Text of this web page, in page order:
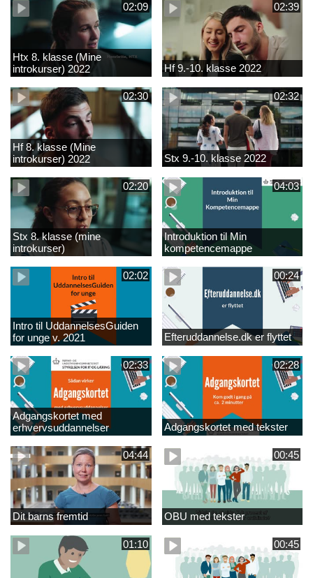
02:09
Htx 8. klasse (Mine
introkurser) 2022
02:39
Hf 9.-10. klasse 2022
02:30
Hf 8. klasse (Mine
introkurser) 2022
02:32
Stx 9.-10. klasse 2022
02:20
Stx 8. klasse (mine
introkurser)
04:03
Introduktion til Min
kompetencemappe
02:02
Intro til UddannelsesGuiden
for unge v. 2021
00:24
Efteruddannelse.dk er flyttet
02:33
Adgangskortet med
erhvervsuddannelser
02:28
Adgangskortet med tekster
04:44
Dit barns fremtid
00:45
OBU med tekster
01:10 00:45